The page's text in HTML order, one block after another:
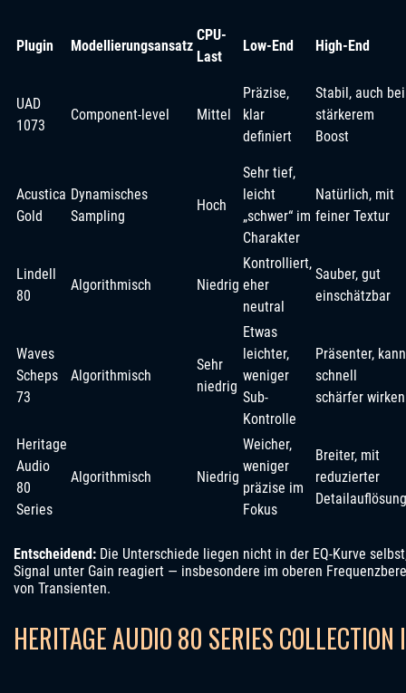
Plugin Modellierungsansatz
CPU-
Last
Low-End High-End
UAD
1073
Component-level Mittel
Präzise,
klar
definiert
Stabil, auch bei
stärkerem
Boost
Acustica
Gold
Dynamisches
Sampling
Hoch
Sehr tief,
leicht
„schwer“ im
Charakter
Natürlich, mit
feiner Textur
Lindell
80
Algorithmisch Niedrig
Kontrolliert,
eher
neutral
Sauber, gut
einschätzbar
Waves
Scheps
73
Algorithmisch
Sehr
niedrig
Etwas
leichter,
weniger
Sub-
Kontrolle
Präsenter, kann
schnell
schärfer wirken
Heritage
Audio
80
Series
Algorithmisch Niedrig
Weicher,
weniger
präzise im
Fokus
Breiter, mit
reduzierter
Detailauflösung
Entscheidend: Die Unterschiede liegen nicht in der EQ-Kurve
Signal unter Gain reagiert — insbesondere im oberen
von Transienten.
HERITAGE AUDIO 80 SERIES COLLECTION